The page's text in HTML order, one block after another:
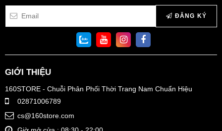
ĐĂNG KÝ
GIỚI THIỆU
160STORE - Chuỗi Phân Phối Thời Trang Nam Chuẩn Hiệu
02871006789
cs@160store.com